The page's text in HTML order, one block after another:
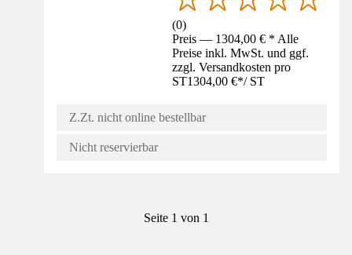
(0)
Preis — 1304,00 € * Alle
Preise inkl. MwSt. und ggf.
zzgl. Versandkosten pro
ST1304,00 €*/ ST
Z.Zt. nicht online bestellbar
Nicht reservierbar
Seite 1 von 1